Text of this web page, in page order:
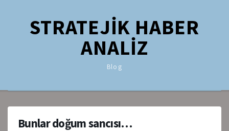
STRATEJİK HABER
ANALİZ
Blog
Bunlar doğum sancısı…